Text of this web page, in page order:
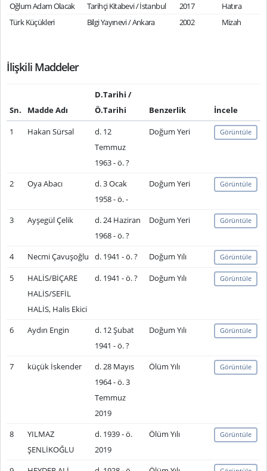
Oğlum Adam Olacak
Tarihçi Kitabevi / İstanbul 2017
Hatıra
Türk Küçükleri
Bilgi Yayınevi / Ankara 2002 Mizah
İlişkili Maddeler
Sn. Madde Adı
D.Tarihi /
Ö.Tarihi
Benzerlik
İncele
1
Hakan Sürsal
d. 12
Temmuz
1963 - ö. ?
Doğum Yeri Görüntüle
2 Oya Abacı
d. 3 Ocak
1958 - ö. -
Doğum Yeri Görüntüle
3 Ayşegül Çelik
d. 24 Haziran
1968 - ö. ?
Doğum Yeri Görüntüle
4 Necmi Çavuşoğlu d. 1941 - ö. ? Doğum Yılı Görüntüle
5
HALİS/BİÇARE
HALİS/SEFİL
HALİS, Halis Ekici
d. 1941 - ö. ? Doğum Yılı Görüntüle
6 Aydın Engin
d. 12 Şubat
1941 - ö. ?
Doğum Yılı Görüntüle
7 küçük İskender
d. 28 Mayıs
1964 - ö. 3
Temmuz
2019
Ölüm Yılı Görüntüle
8
YILMAZ
ŞENLİKOĞLU
d. 1939 - ö.
2019
Ölüm Yılı Görüntüle